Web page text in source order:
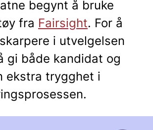
begynt å bruke
fra Fairsight. For å
i utvelgelsen
gi både kandidat og
ekstra trygghet i